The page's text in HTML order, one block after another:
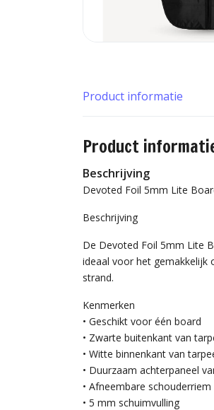
Product informatie
Product
Beschrijving
Devoted Foil 5mm Lite
Beschrijving
De Devoted Foil 5mm Lite
ideaal voor het gemakkelijk
strand.
Kenmerken
• Geschikt voor één board
• Zwarte buitenkant van
• Witte binnenkant van
• Duurzaam achterpaneel
• Afneembare
• 5 mm schuimvulling